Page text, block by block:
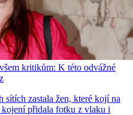
kritikům: K této odvážné
zastala žen, které kojí na
přidala fotku z vlaku i